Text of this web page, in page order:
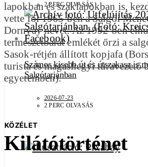
2 PERC OLVASÁS
Számos kisebb út és útszakasz is
Salgótarjánban
2026-07-23
2 PERC OLVASÁS
KÖZÉLET
lapokban és szaklapokban is,
vette föl 1965-ben a Salgói
Dornyay nevet. Az 1992-ben
természetbarát emlékét őrzi a
Sasok-rétjén állított kopjafa
turista és magashegyi túravezető
egyetemben).
Kilátótörténet